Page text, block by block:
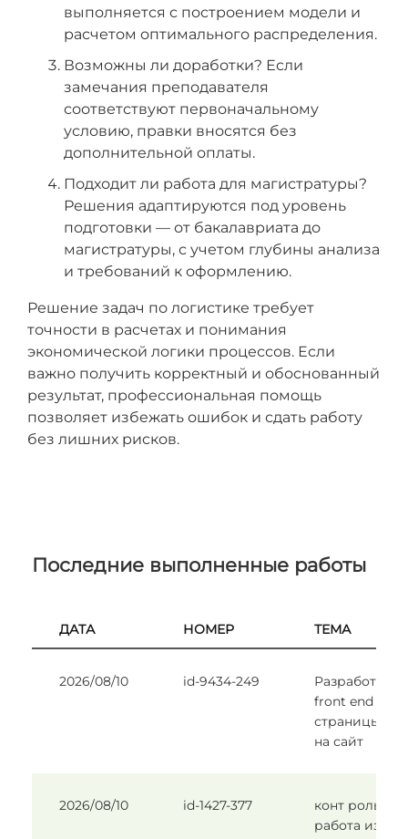
выполняется с построением модели и
расчетом оптимального распределения.
Возможны ли доработки? Если
замечания преподавателя
соответствуют первоначальному
условию, правки вносятся без
дополнительной оплаты.
Подходит ли работа для магистратуры?
Решения адаптируются под уровень
подготовки — от бакалавриата до
магистратуры, с учетом глубины анализа
и требований к оформлению.
Решение задач по логистике требует
точности в расчетах и понимания
экономической логики процессов. Если
важно получить корректный и обоснованный
результат, профессиональная помощь
позволяет избежать ошибок и сдать работу
без лишних рисков.
Последние выполненные работы
ДАТА НОМЕР ТЕМА
2026/08/10 id-9434-249
Разработать
front end
страницы
на сайт
2026/08/10 id-1427-377
конт рольная
работа из 5